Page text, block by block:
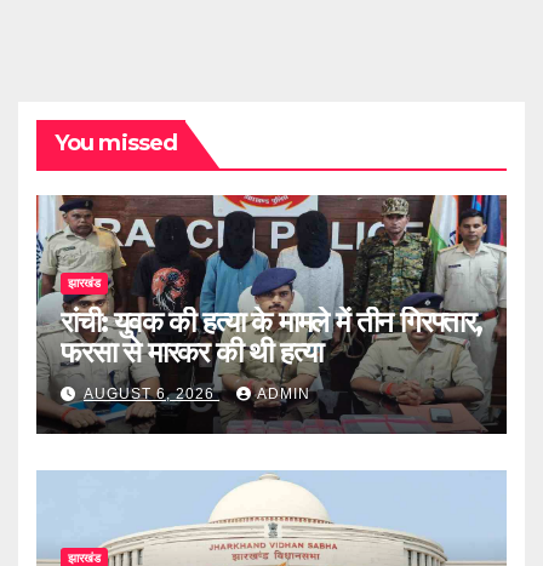
You missed
झारखंड
रांची: युवक की हत्या के मामले में तीन गिरफ्तार,
फरसा से मारकर की थी हत्या
AUGUST 6, 2026 ADMIN
झारखंड